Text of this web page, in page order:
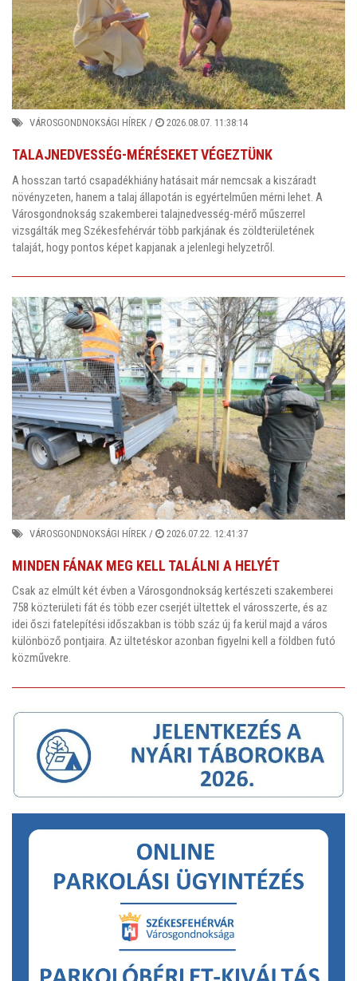
VÁROSGONDNOKSÁGI HÍREK / 2026.08.07. 11:38:14
TALAJNEDVESSÉG-MÉRÉSEKET VÉGEZTÜNK
A hosszan tartó csapadékhiány hatásait már nemcsak a kiszáradt
növényzeten, hanem a talaj állapotán is egyértelműen mérni lehet. A
Városgondnokság szakemberei talajnedvesség-mérő műszerrel
vizsgálták meg Székesfehérvár több parkjának és zöldterületének
talaját, hogy pontos képet kapjanak a jelenlegi helyzetről.
VÁROSGONDNOKSÁGI HÍREK / 2026.07.22. 12:41:37
MINDEN FÁNAK MEG KELL TALÁLNI A HELYÉT
Csak az elmúlt két évben a Városgondnokság kertészeti szakemberei
758 közterületi fát és több ezer cserjét ültettek el városszerte, és az
idei őszi fatelepítési időszakban is több száz új fa kerül majd a város
különböző pontjaira. Az ültetéskor azonban figyelni kell a földben futó
közművekre.